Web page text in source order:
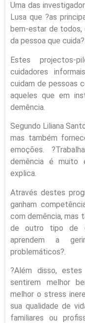
Uma das
Lusa que ?as
bem-estar de todos,
da pessoa que cuida?.
Estes projectos-
cuidadores
cuidam de pessoas
aqueles que em
demência.
Segundo Liliana
mas também
emoções.
demência é muito
explica.
Através destes
ganham
com demência, mas
de outro tipo de
aprendem a
problemáticos?.
?Além disso,
sentirem melhor
melhor o stress
sua qualidade de
familiares ou